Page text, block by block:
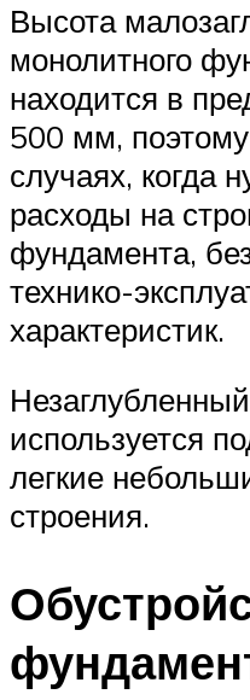
Высота
монолитного
находится в
500 мм,
случаях, когда
расходы на
фундамента,
технико-
характеристик.
используется
легкие
строения.